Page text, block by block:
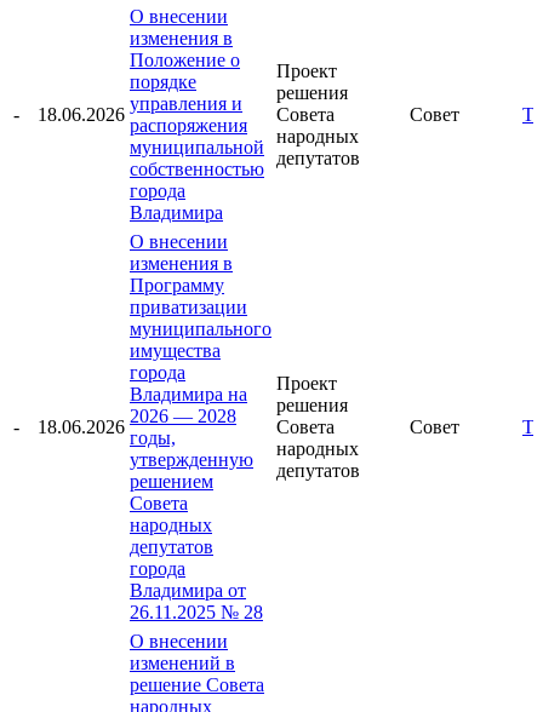
- 18.06.2026
О внесении
изменения в
Положение о
порядке
управления и
распоряжения
муниципальной
собственностью
города
Владимира
Проект
решения
Совета
народных
депутатов
Совет
- 18.06.2026
О внесении
изменения в
Программу
приватизации
муниципального
имущества
города
Владимира на
2026 — 2028
годы,
утвержденную
решением
Совета
народных
депутатов
города
Владимира от
26.11.2025 № 28
Проект
решения
Совета
народных
депутатов
Совет
О внесении
изменений в
решение Совета
народных